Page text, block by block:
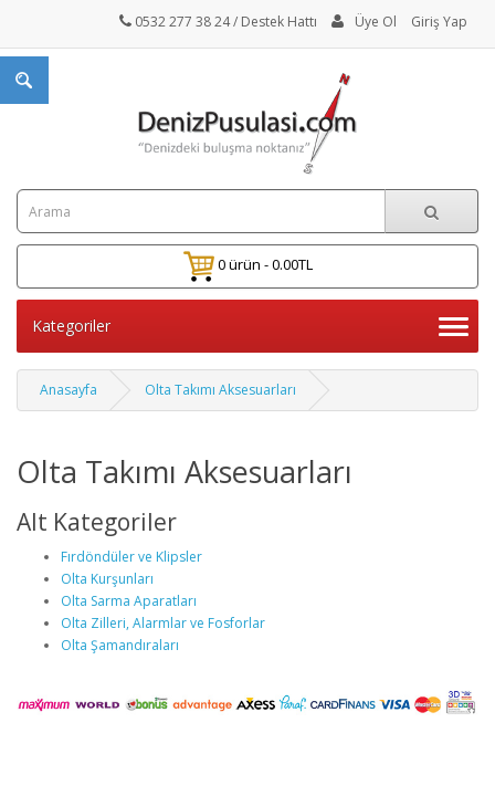
0532 277 38 24/ Destek Hattı Üye Ol Giriş Yap
0 ürün - 0.00TL
Kategoriler
Anasayfa Olta Takımı Aksesuarları
Olta Takımı Aksesuarları
Alt Kategoriler
Fırdöndüler ve Klipsler
Olta Kurşunları
Olta Sarma Aparatları
Olta Zilleri, Alarmlar ve Fosforlar
Olta Şamandıraları